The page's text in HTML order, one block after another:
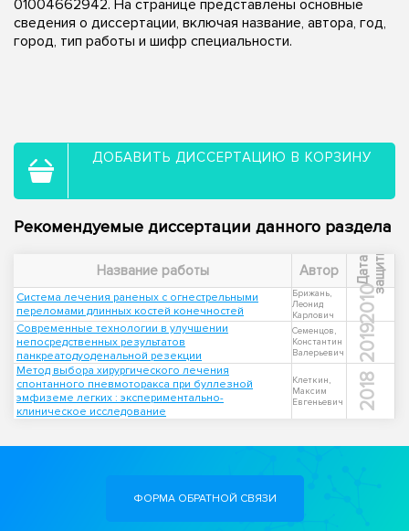
01004662942. На странице представлены основные
сведения о диссертации, включая название, автора, год,
город, тип работы и шифр специальности.
ДОБАВИТЬ ДИССЕРТАЦИЮ В КОРЗИНУ
Рекомендуемые диссертации данного раздела
Название работы Автор Д
а
т
а
з
а
щ
и
ты
Система лечения раненых с огнестрельными
переломами длинных костей конечностей
Брижань,
Леонид
Карлович
2010
Современные технологии в улучшении
непосредственных результатов
панкреатодуоденальной резекции
Семенцов,
Константин
Валерьевич
2019
Метод выбора хирургического лечения
спонтанного пневмоторакса при буллезной
эмфиземе легких : экспериментально-
клиническое исследование
Клеткин,
Максим
Евгеньевич
2018
ФОРМА ОБРАТНОЙ СВЯЗИ